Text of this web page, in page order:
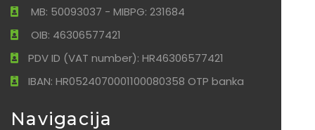
MB: 50093037 - MIBPG: 231684
OIB: 46306577421
PDV ID (VAT number): HR46306577421
IBAN: HR0524070001100080358 OTP banka
Navigacija